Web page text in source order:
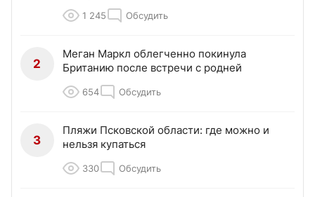
1 245 Обсудить
2
Меган Маркл облегченно покинула
Британию после встречи с родней
654 Обсудить
3
Пляжи Псковской области: где можно и
нельзя купаться
330 Обсудить